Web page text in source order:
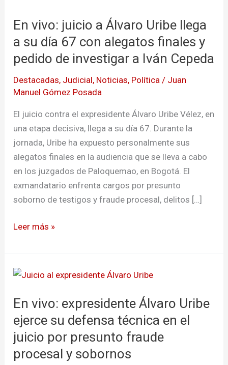
En vivo: juicio a Álvaro Uribe llega
a su día 67 con alegatos finales y
pedido de investigar a Iván Cepeda
Destacadas, Judicial, Noticias, Política / Juan
Manuel Gómez Posada
El juicio contra el expresidente Álvaro Uribe Vélez, en
una etapa decisiva, llega a su día 67. Durante la
jornada, Uribe ha expuesto personalmente sus
alegatos finales en la audiencia que se lleva a cabo
en los juzgados de Paloquemao, en Bogotá. El
exmandatario enfrenta cargos por presunto
soborno de testigos y fraude procesal, delitos […]
juicio
a
Álvaro
Uribe
llega
a
su
67
con
alegatos
de
Iván
Cepeda
Leer más »
En vivo: expresidente Álvaro Uribe
ejerce su defensa técnica en el
juicio por presunto fraude
procesal y sobornos
En
expresidente
Álvaro
Uribe
ejerce
su